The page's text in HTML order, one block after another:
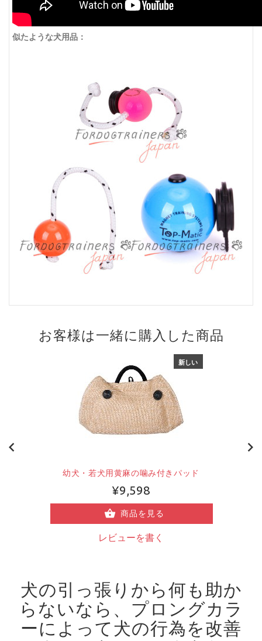
似たような犬用品：
お客様は一緒に購入した商品
新しい
幼犬・若犬用黄麻の噛み付きパッド
¥9,598
商品を見る
レビューを書く
犬の引っ張りから何も助か
らないなら、プロングカラ
ーによって犬の行為を改善